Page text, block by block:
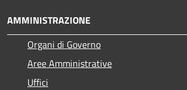
AMMINISTRAZIONE
Organi di Governo
Aree Amministrative
Uffici